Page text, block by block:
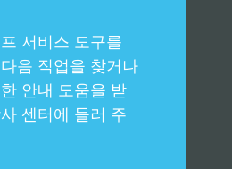
서비스 도구를
음 직업을 찾거나
안내 도움을 받
센터에 들러 주